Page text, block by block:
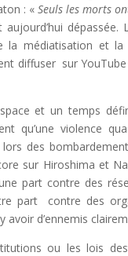
: «Seuls les morts
médiatisation et
diffuser sur
et un temps
qu’une violence
des
sur Hiroshima et
part contre des
part contre des
d’ennemis
ou les lois